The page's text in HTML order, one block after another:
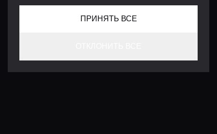
ПРИНЯТЬ ВСЕ